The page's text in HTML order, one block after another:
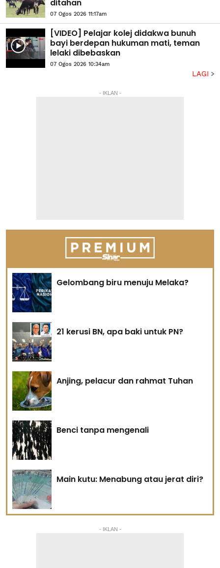
ditahan
07 Ogos 2026 11:17am
[VIDEO] Pelajar kolej didakwa bunuh
bayi berdepan hukuman mati, teman
lelaki dibebaskan
07 Ogos 2026 10:34am
LAGI
- IKLAN -
Gelombang biru menuju Melaka?
21 kerusi BN, apa baki untuk PN?
Anjing, pelacur dan rahmat Tuhan
Benci tanpa mengenali
Main kutu: Menabung atau jerat diri?
- IKLAN -